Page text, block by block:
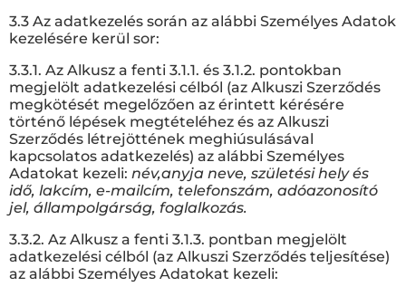
3.3 Az adatkezelés során az alábbi Személyes Adatok
kezelésére kerül sor:
3.3.1. Az Alkusz a fenti 3.1.1. és 3.1.2. pontokban
megjelölt adatkezelési célból (az Alkuszi Szerződés
megkötését megelőzően az érintett kérésére
történő lépések megtételéhez és az Alkuszi
Szerződés létrejöttének meghiúsulásával
kapcsolatos adatkezelés) az alábbi Személyes
Adatokat kezeli: név,anyja neve, születési hely és
idő, lakcím, e-mailcím, telefonszám, adóazonosító
jel, állampolgárság, foglalkozás.
3.3.2. Az Alkusz a fenti 3.1.3. pontban megjelölt
adatkezelési célból (az Alkuszi Szerződés teljesítése)
az alábbi Személyes Adatokat kezeli: